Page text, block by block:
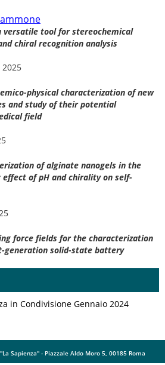
versatile tool for stereochemical
chiral recognition analysis
physical characterization of new
and study of their potential
field
of alginate nanogels in the
effect of pH and chirality on self-
force fields for the characterization
generation solid-state battery
in Condivisione Gennaio 2024
Sapienza" - Piazzale Aldo Moro 5, 00185 Roma